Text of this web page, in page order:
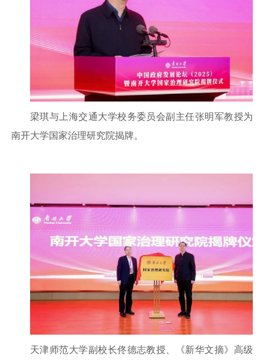
梁琪与上海交通大学校务委员会副主任张明军教授为
南开大学国家治理研究院揭牌。
天津师范大学副校长佟德志教授、《新华文摘》高级